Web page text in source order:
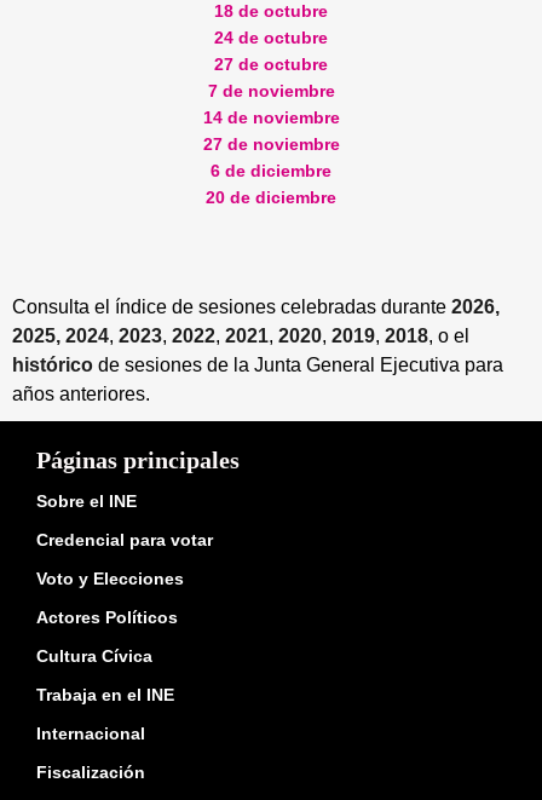
18 de octubre
24 de octubre
27 de octubre
7 de noviembre
14 de noviembre
27 de noviembre
6 de diciembre
20 de diciembre
Consulta el índice de sesiones celebradas durante 2026,
2025, 2024, 2023, 2022, 2021, 2020, 2019, 2018, o el
histórico de sesiones de la Junta General Ejecutiva para
años anteriores.
Páginas principales
Sobre el INE
Credencial para votar
Voto y Elecciones
Actores Políticos
Cultura Cívica
Trabaja en el INE
Internacional
Fiscalización